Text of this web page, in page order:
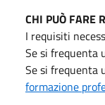
CHI PUÒ FARE
I requisiti
Se si frequenta
Se si frequenta
formazione